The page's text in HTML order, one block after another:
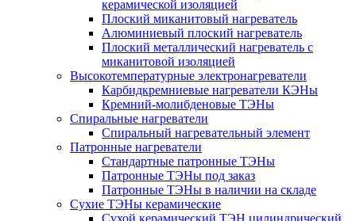
керамической изоляцией
Плоский миканитовый нагреватель
Алюминиевый плоский нагреватель
Плоский металлический нагреватель с
миканитовой изоляцией
Высокотемпературные электронагреватели
Карбидкремниевые нагреватели КЭНы
Кремний-молибденовые ТЭНы
Спиральные нагреватели
Спиральный нагревательный элемент
Патронные нагреватели
Стандартные патронные ТЭНы
Патронные ТЭНы под заказ
Патронные ТЭНы в наличии на складе
Сухие ТЭНы керамические
Сухой керамический ТЭН цилиндрический